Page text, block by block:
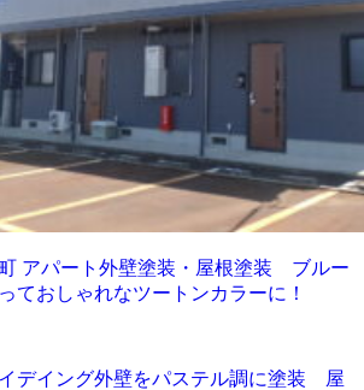
アパート外壁塗装・屋根塗装 ブルー
ておしゃれなツートンカラーに！
デイング外壁をパステル調に塗装 屋